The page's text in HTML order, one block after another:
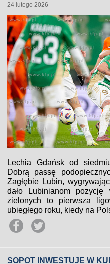
24 lutego 2026
Lechia Gdańsk od
Dobrą passę
Zagłębie Lubin,
dało Lubinianom
zielonych to pierwsza
ubiegłego roku, kiedy na
SOPOT INWESTUJE W